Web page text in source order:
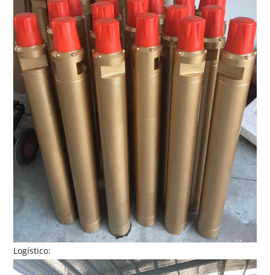
Logístico: